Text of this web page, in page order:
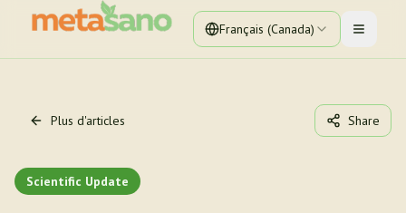
Français (Canada) Toggle
Plus d'articles Share
Scientific Update